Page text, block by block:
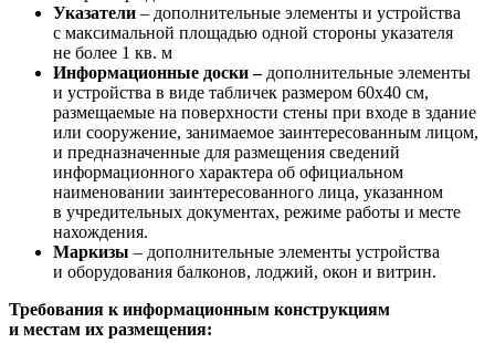
Указатели – дополнительные элементы и устройства
с максимальной площадью одной стороны указателя
не более 1 кв. м
Информационные доски –дополнительные элементы
и устройства в виде табличек размером 60х40 см,
размещаемые на поверхности стены при входе в здание
или сооружение, занимаемое заинтересованным лицом,
и предназначенные для размещения сведений
информационного характера об официальном
наименовании заинтересованного лица, указанном
в учредительных документах, режиме работы и месте
нахождения.
Маркизы – дополнительные элементы устройства
и оборудования балконов, лоджий, окон и витрин.
Требования к информационным конструкциям
и местам их размещения: